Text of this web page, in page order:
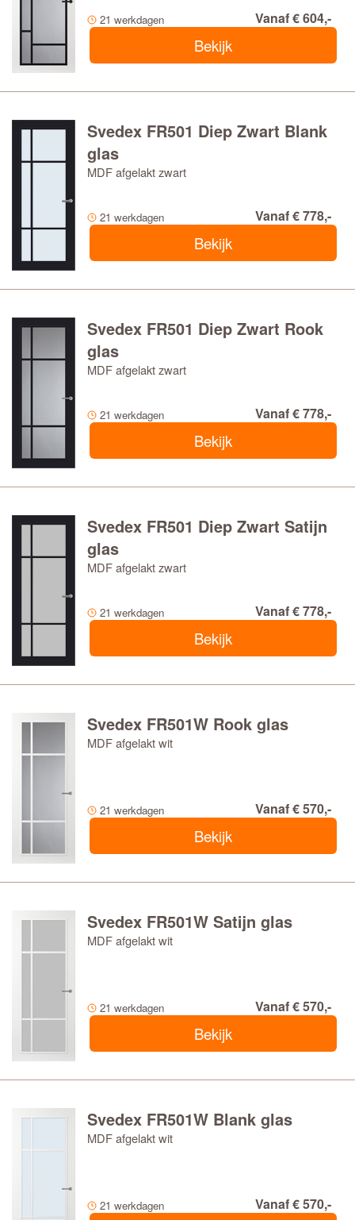
21 werkdagen Vanaf € 604,-
Bekijk
Svedex FR501 Diep Zwart Blank
glas
MDF afgelakt zwart
21 werkdagen Vanaf € 778,-
Bekijk
Svedex FR501 Diep Zwart Rook
glas
MDF afgelakt zwart
21 werkdagen Vanaf € 778,-
Bekijk
Svedex FR501 Diep Zwart Satijn
glas
MDF afgelakt zwart
21 werkdagen Vanaf € 778,-
Bekijk
Svedex FR501W Rook glas
MDF afgelakt wit
21 werkdagen Vanaf € 570,-
Bekijk
Svedex FR501W Satijn glas
MDF afgelakt wit
21 werkdagen Vanaf € 570,-
Bekijk
Svedex FR501W Blank glas
MDF afgelakt wit
21 werkdagen Vanaf € 570,-